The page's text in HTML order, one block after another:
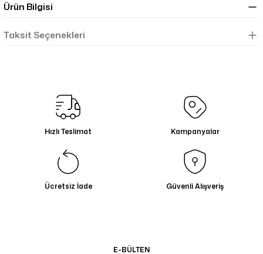
Ürün Bilgisi
Taksit Seçenekleri
Hızlı Teslimat Kampanyalar
Ücretsiz İade Güvenli Alışveriş
E-BÜLTEN